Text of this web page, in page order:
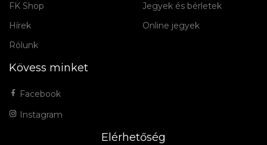
FK Shop
Hírek
Rólunk
Jegyek és bérletek
Online jegyek
Kövess minket
Facebook
Instagram
Elérhetőség